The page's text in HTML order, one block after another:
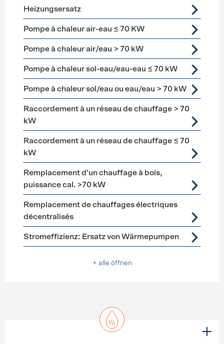
Heizungsersatz
Pompe à chaleur air-eau ≤ 70 KW
Pompe à chaleur air/eau > 70 kW
Pompe à chaleur sol-eau/eau-eau ≤ 70 kW
Pompe à chaleur sol/eau ou eau/eau > 70 kW
Raccordement à un réseau de chauffage > 70
kW
Raccordement à un réseau de chauffage ≤ 70
kW
Remplacement d’un chauffage à bois,
puissance cal. >70 kW
Remplacement de chauffages électriques
décentralisés
Stromeffizienz: Ersatz von Wärmepumpen
+ alle öffnen